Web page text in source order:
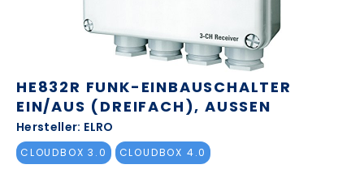
HE832R FUNK-EINBAUSCHALTER
EIN/AUS (DREIFACH), AUSSEN
Hersteller: ELRO
CLOUDBOX 3.0 CLOUDBOX 4.0